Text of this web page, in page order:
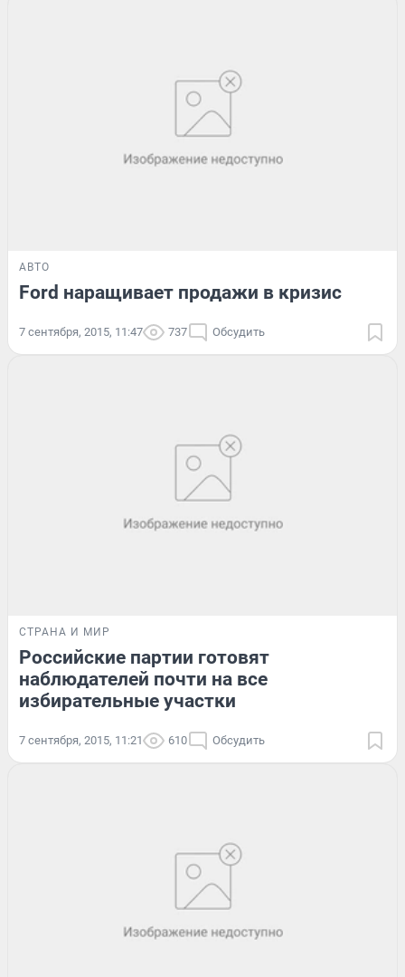
АВТО
Ford наращивает продажи в кризис
7 сентября, 2015, 11:47 737 Обсудить
СТРАНА И МИР
Российские партии готовят
наблюдателей почти на все
избирательные участки
7 сентября, 2015, 11:21 610 Обсудить